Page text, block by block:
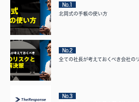
No.1
北岡式の手帳の使い方
No.2
全ての社長が考えておくべき会社の
No.3